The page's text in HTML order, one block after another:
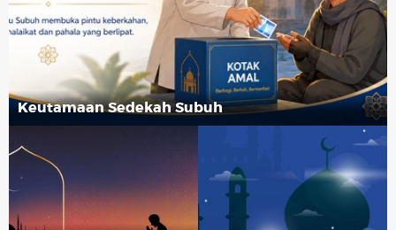
Keutamaan Sedekah Subuh